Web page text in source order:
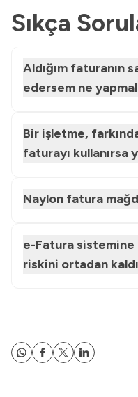
Sıkça
Aldığım faturanın
edersem ne
Bir işletme,
faturayı kullanırsa
Naylon fatura
e-Fatura
riskini ortadan